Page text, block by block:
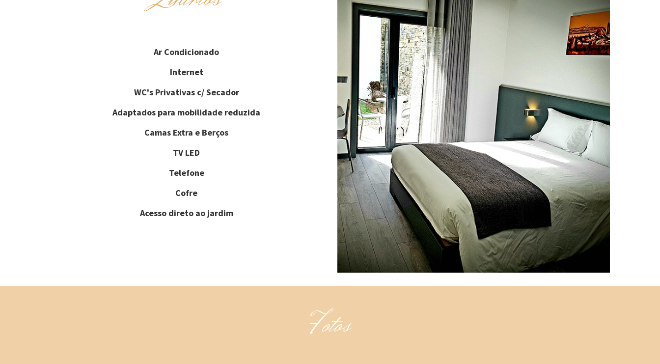
Ar Condicionado
Internet
WC's Privativas c/ Secador
Adaptados para mobilidade reduzida
Camas Extra e Berços
TV LED
Telefone
Cofre
Acesso direto ao jardim
Fotos